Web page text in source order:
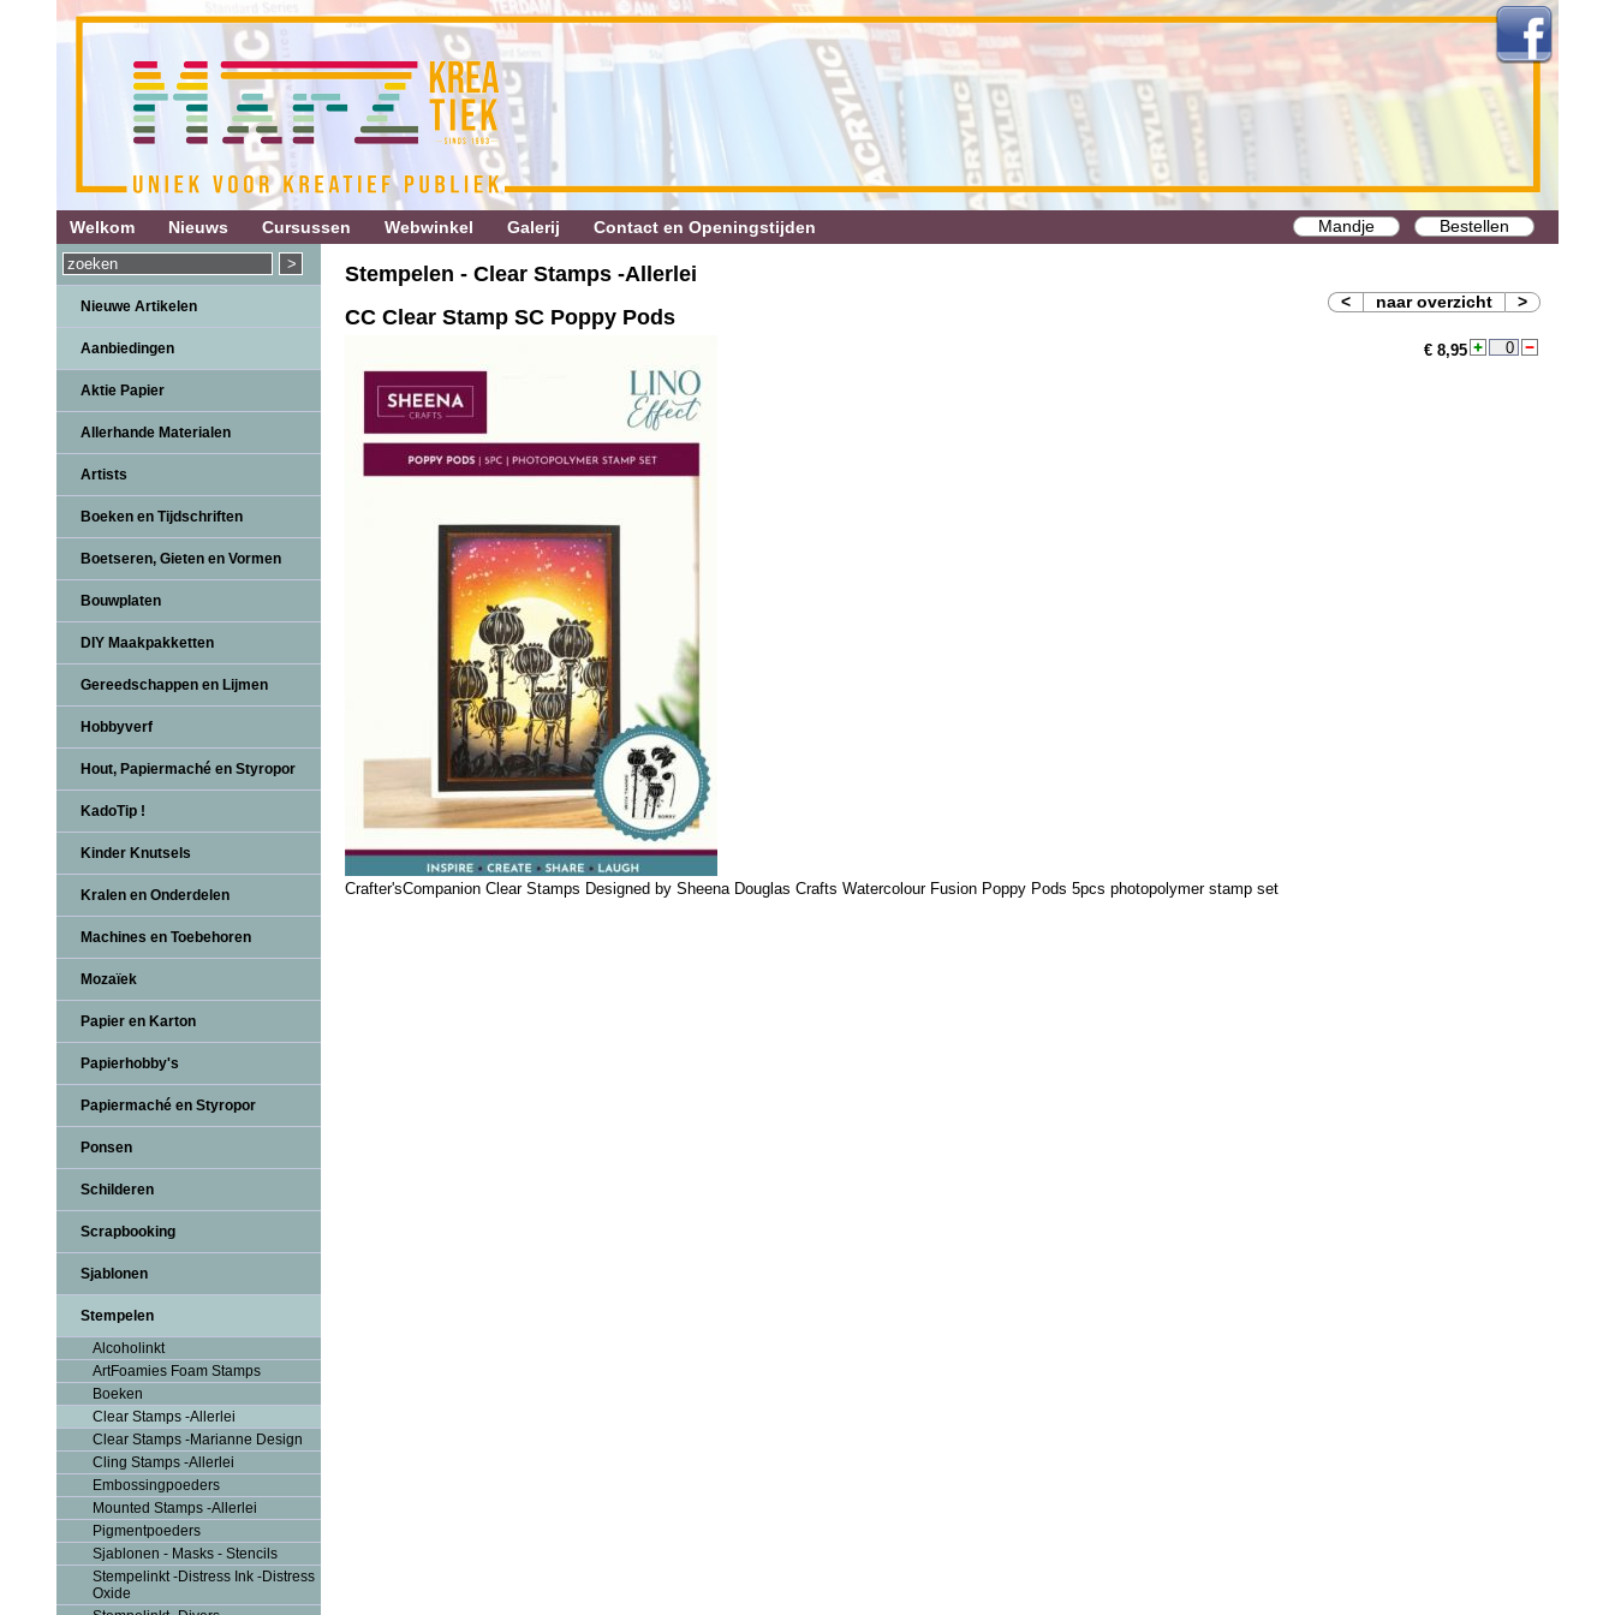
Welkom Nieuws Cursussen Webwinkel Galerij Contact en Openingstijden Mandje Bestellen
Nieuwe Artikelen
Aanbiedingen
Aktie Papier
Allerhande Materialen
Artists
Boeken en Tijdschriften
Boetseren, Gieten en Vormen
Bouwplaten
DIY Maakpakketten
Gereedschappen en Lijmen
Hobbyverf
Hout, Papiermaché en Styropor
KadoTip !
Kinder Knutsels
Kralen en Onderdelen
Machines en Toebehoren
Mozaïek
Papier en Karton
Papierhobby's
Papiermaché en Styropor
Ponsen
Schilderen
Scrapbooking
Sjablonen
Stempelen
Alcoholinkt
ArtFoamies Foam Stamps
Boeken
Clear Stamps -Allerlei
Clear Stamps -Marianne Design
Cling Stamps -Allerlei
Embossingpoeders
Mounted Stamps -Allerlei
Pigmentpoeders
Sjablonen - Masks - Stencils
Stempelinkt -Distress Ink -Distress
Oxide
Stempelen - Clear Stamps ‐Allerlei
< naar overzicht >
CC Clear Stamp SC Poppy Pods
€ 8,95
Crafter'sCompanion Clear Stamps Designed by Sheena Douglas Crafts Watercolour Fusion Poppy Pods 5pcs photopolymer stamp set